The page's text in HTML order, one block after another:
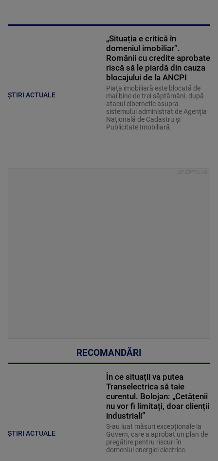
ȘTIRI ACTUALE
„Situația e critică în
domeniul imobiliar”.
Românii cu credite aprobate
riscă să le piardă din cauza
blocajului de la ANCPI
Piața imobiliară este blocată de
mai bine de trei săptămâni, după
atacul cibernetic asupra
sistemului administrat de Agenția
Națională de Cadastru și
Publicitate Imobiliară.
RECOMANDĂRI
ȘTIRI ACTUALE
În ce situații va putea
Transelectrica să taie
curentul. Bolojan: „Cetățenii
nu vor fi limitați, doar clienții
industriali”
S-au luat măsuri excepționale la
Guvern, care a aprobat un plan de
pregătire pentru riscuri în
domeniul energiei electrice.